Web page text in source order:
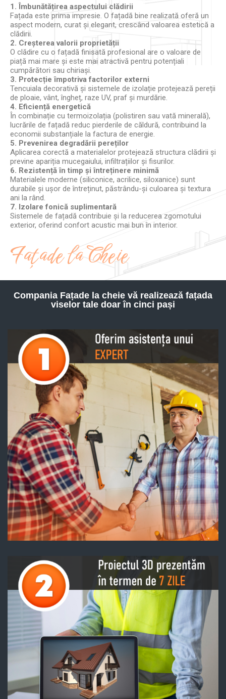
1. Îmbunătățirea aspectului clădirii
Fațada este prima impresie. O fațadă bine realizată oferă un
aspect modern, curat și elegant, crescând valoarea estetică a
clădirii.
2. Creșterea valorii proprietății
O clădire cu o fațadă finisată profesional are o valoare de
piață mai mare și este mai atractivă pentru potențiali
cumpărători sau chiriași.
3. Protecție împotriva factorilor externi
Tencuiala decorativă și sistemele de izolație protejează pereții
de ploaie, vânt, îngheț, raze UV, praf și murdărie.
4. Eficiență energetică
În combinație cu termoizolația (polistiren sau vată minerală),
lucrările de fațadă reduc pierderile de căldură, contribuind la
economii substanțiale la factura de energie.
5. Prevenirea degradării pereților
Aplicarea corectă a materialelor protejează structura clădirii și
previne apariția mucegaiului, infiltrațiilor și fisurilor.
6. Rezistență în timp și întreținere minimă
Materialele moderne (siliconice, acrilice, siloxanice) sunt
durabile și ușor de întreținut, păstrându-și culoarea și textura
ani la rând.
7. Izolare fonică suplimentară
Sistemele de fațadă contribuie și la reducerea zgomotului
exterior, oferind confort acustic mai bun în interior.
Fațade la Cheie
Compania Fațade la cheie vă realizează fațada
viselor tale doar în cinci pași